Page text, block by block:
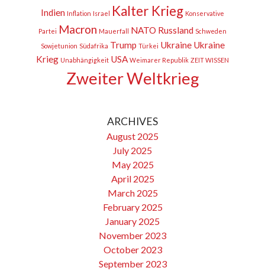
Indien Inflation Israel Kalter Krieg Konservative
Partei Macron Mauerfall NATO Russland Schweden
Sowjetunion Südafrika Trump Türkei Ukraine Ukraine
Krieg Unabhängigkeit USA Weimarer Republik ZEIT WISSEN
Zweiter Weltkrieg
ARCHIVES
August 2025
July 2025
May 2025
April 2025
March 2025
February 2025
January 2025
November 2023
October 2023
September 2023